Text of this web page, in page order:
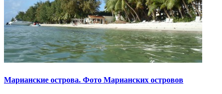
Марианские острова. Фото Марианских островов